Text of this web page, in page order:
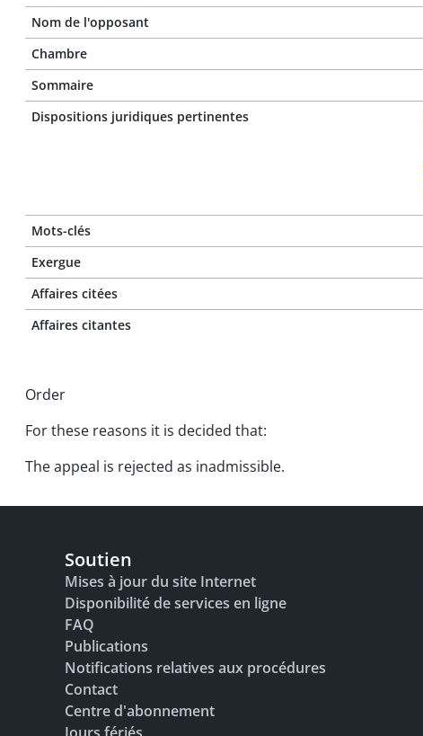
Nom de l'opposant
Chambre
Sommaire
Dispositions juridiques pertinentes
Mots-clés
Exergue
Affaires citées
Affaires citantes
Order
For these reasons it is decided that:
The appeal is rejected as inadmissible.
Soutien
Mises à jour du site Internet
Disponibilité de services en ligne
FAQ
Publications
Notifications relatives aux procédures
Contact
Centre d'abonnement